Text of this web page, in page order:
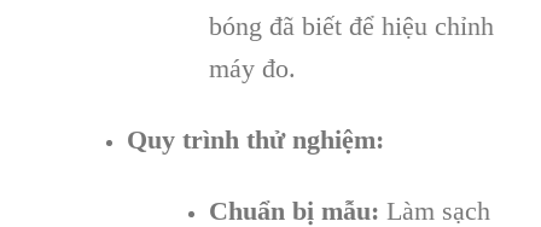
bóng đã biết để hiệu chỉnh
máy đo.
Quy trình thử nghiệm:
Chuẩn bị mẫu: Làm sạch